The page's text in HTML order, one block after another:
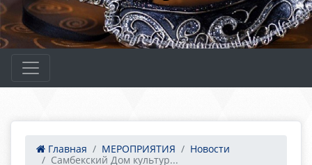
Главная МЕРОПРИЯТИЯ
Новости
Самбекский Дом культур...